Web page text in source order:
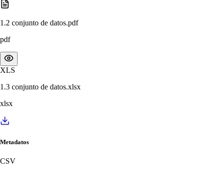
1.2 conjunto de datos.pdf
pdf
XLS
1.3 conjunto de datos.xlsx
xlsx
Metadatos
CSV